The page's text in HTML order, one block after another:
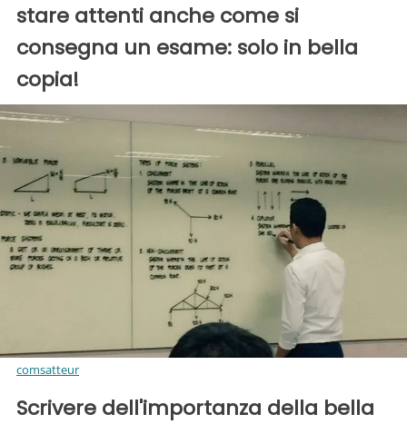
stare attenti anche come si
consegna un esame: solo in bella
copia!
comsatteur
Scrivere dell'importanza della bella